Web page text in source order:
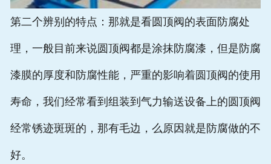
第二个辨别的特点：那就是看圆顶阀的表面防腐处
理，一般目前来说圆顶阀都是涂抹防腐漆，但是防腐
漆膜的厚度和防腐性能，严重的影响着圆顶阀的使用
寿命，我们经常看到组装到气力输送设备上的圆顶阀
经常锈迹斑斑的，那有毛边，么原因就是防腐做的不
好。